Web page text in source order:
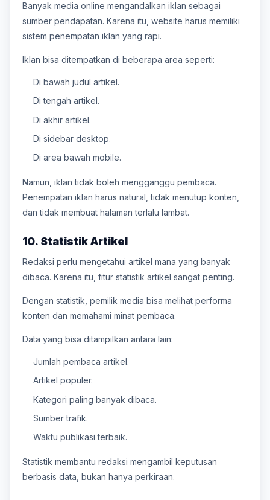
Banyak media online mengandalkan iklan sebagai
sumber pendapatan. Karena itu, website harus memiliki
sistem penempatan iklan yang rapi.
Iklan bisa ditempatkan di beberapa area seperti:
Di bawah judul artikel.
Di tengah artikel.
Di akhir artikel.
Di sidebar desktop.
Di area bawah mobile.
Namun, iklan tidak boleh mengganggu pembaca.
Penempatan iklan harus natural, tidak menutup konten,
dan tidak membuat halaman terlalu lambat.
10. Statistik Artikel
Redaksi perlu mengetahui artikel mana yang banyak
dibaca. Karena itu, fitur statistik artikel sangat penting.
Dengan statistik, pemilik media bisa melihat performa
konten dan memahami minat pembaca.
Data yang bisa ditampilkan antara lain:
Jumlah pembaca artikel.
Artikel populer.
Kategori paling banyak dibaca.
Sumber trafik.
Waktu publikasi terbaik.
Statistik membantu redaksi mengambil keputusan
berbasis data, bukan hanya perkiraan.